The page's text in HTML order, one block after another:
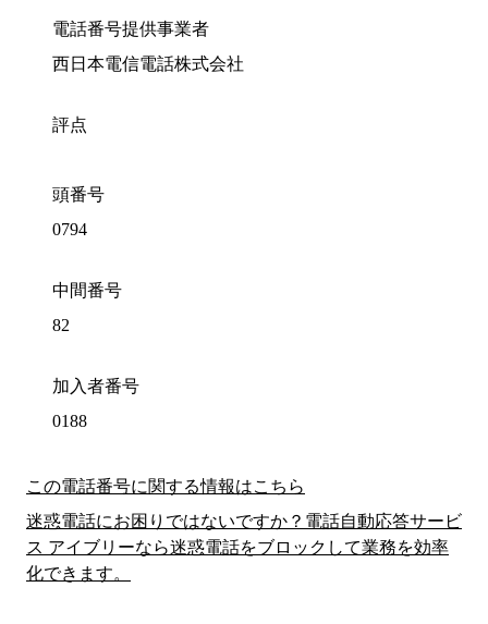
電話番号提供事業者
西日本電信電話株式会社
評点
頭番号
0794
中間番号
82
加入者番号
0188
この電話番号に関する情報はこちら
迷惑電話にお困りではないですか？電話自動応答サービ
ス アイブリーなら迷惑電話をブロックして業務を効率
化できます。